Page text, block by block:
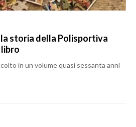
storia della Polisportiva
in un volume quasi sessanta anni